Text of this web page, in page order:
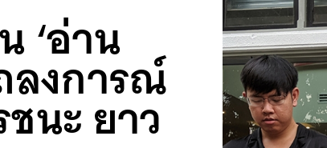
‘อ่าน
ลงการณ์
นะ ยาว